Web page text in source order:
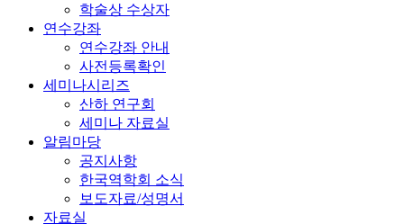
학술상 수상자
연수강좌
연수강좌 안내
사전등록확인
세미나시리즈
산하 연구회
세미나 자료실
알림마당
공지사항
한국역학회 소식
보도자료/성명서
자료실